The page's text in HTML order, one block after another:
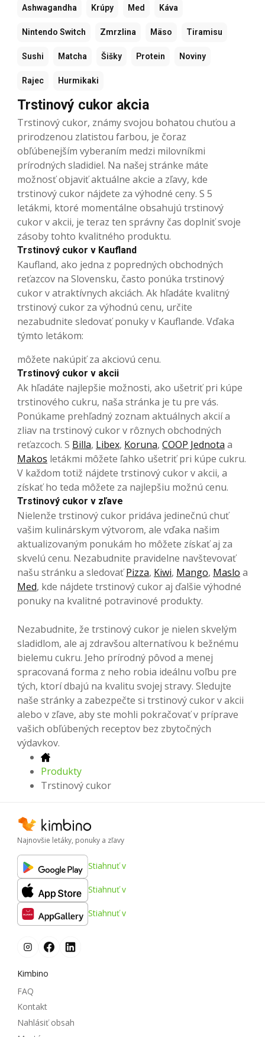
Ashwagandha Krúpy Med Káva
Nintendo Switch Zmrzlina Mäso Tiramisu
Sushi Matcha Šišky Protein Noviny
Rajec Hurmikaki
Trstinový cukor akcia
Trstinový cukor, známy svojou bohatou chuťou a
prirodzenou zlatistou farbou, je čoraz
obľúbenejším vyberaním medzi milovníkmi
prírodných sladidiel. Na našej stránke máte
možnosť objaviť aktuálne akcie a zľavy, kde
trstinový cukor nájdete za výhodné ceny. S 5
letákmi, ktoré momentálne obsahujú trstinový
cukor v akcii, je teraz ten správny čas doplniť svoje
zásoby tohto kvalitného produktu.
Trstinový cukor v Kaufland
Kaufland, ako jedna z popredných obchodných
reťazcov na Slovensku, často ponúka trstinový
cukor v atraktívnych akciách. Ak hľadáte kvalitný
trstinový cukor za výhodnú cenu, určite
nezabudnite sledovať ponuky v Kauflande. Vďaka
týmto letákom:
môžete nakúpiť za akciovú cenu.
Trstinový cukor v akcii
Ak hľadáte najlepšie možnosti, ako ušetriť pri kúpe
trstinového cukru, naša stránka je tu pre vás.
Ponúkame prehľadný zoznam aktuálnych akcií a
zliav na trstinový cukor v rôznych obchodných
reťazcoch. S Billa, Libex, Koruna, COOP Jednota a
Makos letákmi môžete ľahko ušetriť pri kúpe cukru.
V každom totiž nájdete trstinový cukor v akcii, a
získať ho teda môžete za najlepšiu možnú cenu.
Trstinový cukor v zľave
Nielenže trstinový cukor pridáva jedinečnú chuť
vašim kulinárskym výtvorom, ale vďaka našim
aktualizovaným ponukám ho môžete získať aj za
skvelú cenu. Nezabudnite pravidelne navštevovať
našu stránku a sledovaťPizza, Kiwi, Mango, Maslo a
Med, kde nájdete trstinový cukor aj ďalšie výhodné
ponuky na kvalitné potravinové produkty.
Nezabudnite, že trstinový cukor je nielen skvelým
sladidlom, ale aj zdravšou alternatívou k bežnému
bielemu cukru. Jeho prírodný pôvod a menej
spracovaná forma z neho robia ideálnu voľbu pre
tých, ktorí dbajú na kvalitu svojej stravy. Sledujte
naše stránky a zabezpečte si trstinový cukor v akcii
alebo v zľave, aby ste mohli pokračovať v príprave
vašich obľúbených receptov bez zbytočných
výdavkov.
Produkty
Trstinový cukor
Najnovšie letáky, ponuky a zľavy
Stiahnuť v
Stiahnuť v
Stiahnuť v
Kimbino
FAQ
Kontakt
Nahlásiť obsah